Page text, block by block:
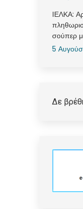
ΙΕΛΚΑ:
σούπερ
5
Δε